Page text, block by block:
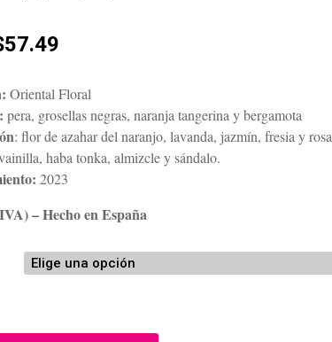
57.49
precios:
desde
$47.44
hasta
$57.49
Oriental Floral
pera, grosellas negras, naranja tangerina y bergamota
: flor de azahar del naranjo, lavanda, jazmín, fresia y rosa
haba tonka, almizcle y sándalo.
2023
– Hecho en España